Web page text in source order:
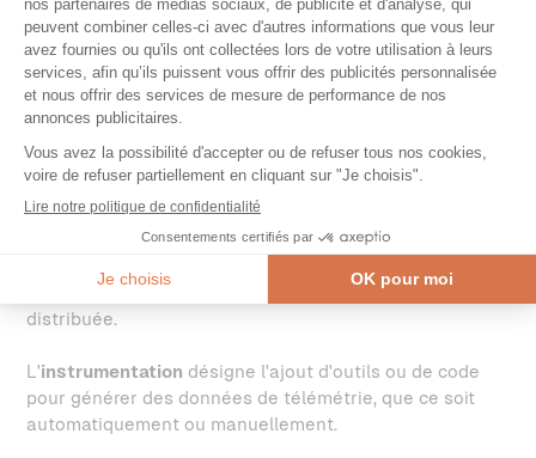
représente l'interface dédiée à la génération ou à la
corrélation des données de télémétrie, définissant le
contrat entre votre code et le système d'observabilité.
exportateur neutre pour les données de télémétrie,
capable de les recevoir, transformer et router selon vos
besoins.
travers plusieurs services dans une architecture
distribuée.
L'instrumentation désigne l'ajout d'outils ou de code
pour générer des données de télémétrie, que ce soit
automatiquement ou manuellement.